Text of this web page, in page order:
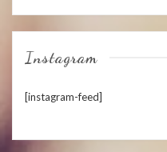
Instagram
[instagram-feed]